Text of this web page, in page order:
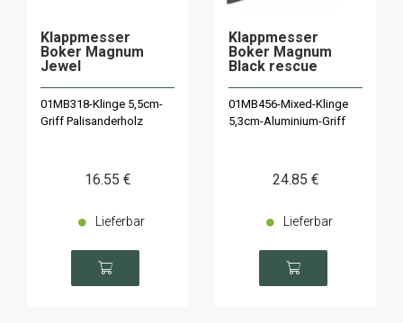
Klappmesser
Boker Magnum
Jewel
01MB318-Klinge 5,5cm-
Griff Palisanderholz
16.55 €
Lieferbar
Klappmesser
Boker Magnum
Black rescue
01MB456-Mixed-Klinge
5,3cm-Aluminium-Griff
24.85 €
Lieferbar